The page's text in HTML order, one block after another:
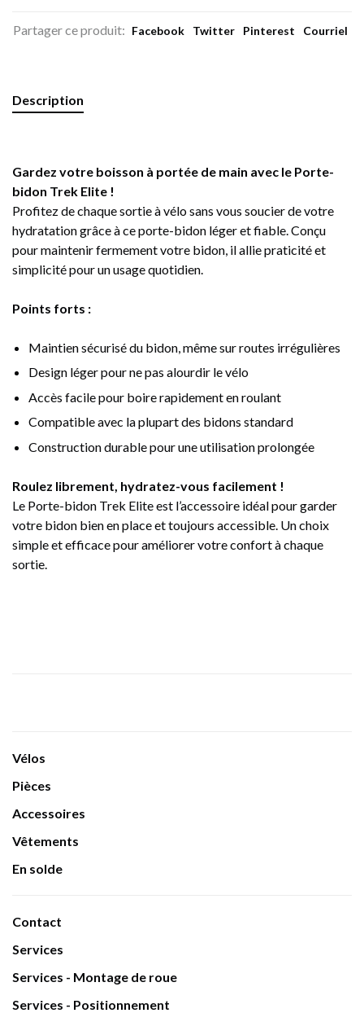
Partager ce produit: Facebook Twitter Pinterest Courriel
Description
Gardez votre boisson à portée de main avec le Porte-
bidon Trek Elite !
Profitez de chaque sortie à vélo sans vous soucier de votre
hydratation grâce à ce porte-bidon léger et fiable. Conçu
pour maintenir fermement votre bidon, il allie praticité et
simplicité pour un usage quotidien.
Points forts :
Maintien sécurisé du bidon, même sur routes irrégulières
Design léger pour ne pas alourdir le vélo
Accès facile pour boire rapidement en roulant
Compatible avec la plupart des bidons standard
Construction durable pour une utilisation prolongée
Roulez librement, hydratez-vous facilement !
Le Porte-bidon Trek Elite est l’accessoire idéal pour garder
votre bidon bien en place et toujours accessible. Un choix
simple et efficace pour améliorer votre confort à chaque
sortie.
Vélos
Pièces
Accessoires
Vêtements
En solde
Contact
Services
Services - Montage de roue
Services - Positionnement